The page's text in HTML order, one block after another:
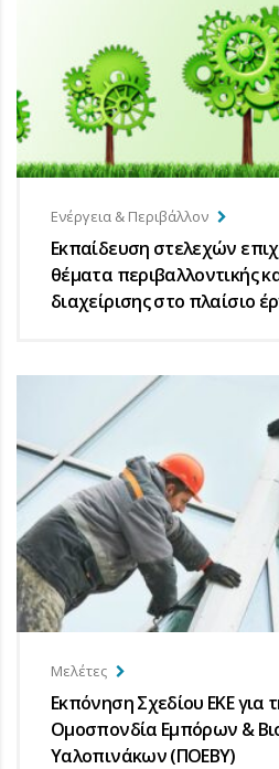
Ενέργεια & Περιβάλλον
Εκπαίδευση στελεχών
θέματα περιβαλλοντικής
διαχείρισης στο πλαίσιο
Μελέτες
Εκπόνηση Σχεδίου ΕΚΕ για
Ομοσπονδία Εμπόρων &
Υαλοπινάκων (ΠΟΕΒΥ)